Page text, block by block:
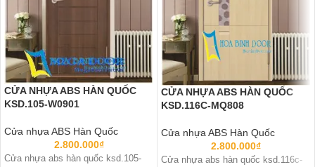
CỬA NHỰA ABS HÀN QUỐC
KSD.105-W0901
Cửa nhựa ABS Hàn Quốc
2.800.000₫
Cửa nhựa abs hàn quốc ksd.105-
CỬA NHỰA ABS HÀN QUỐC
KSD.116C-MQ808
Cửa nhựa ABS Hàn Quốc
2.800.000₫
Cửa nhựa abs hàn quốc ksd.116c-